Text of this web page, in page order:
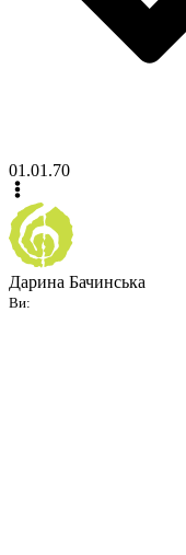
01.01.70
Дарина Бачинська
Ви: